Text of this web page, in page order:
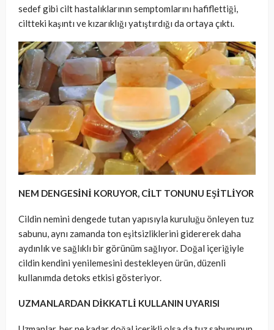
sedef gibi cilt hastalıklarının semptomlarını hafiflettiği,
ciltteki kaşıntı ve kızarıklığı yatıştırdığı da ortaya çıktı.
NEM DENGESİNİ KORUYOR, CİLT TONUNU EŞİTLİYOR
Cildin nemini dengede tutan yapısıyla kuruluğu önleyen tuz
sabunu, aynı zamanda ton eşitsizliklerini gidererek daha
aydınlık ve sağlıklı bir görünüm sağlıyor. Doğal içeriğiyle
cildin kendini yenilemesini destekleyen ürün, düzenli
kullanımda detoks etkisi gösteriyor.
UZMANLARDAN DİKKATLİ KULLANIN UYARISI